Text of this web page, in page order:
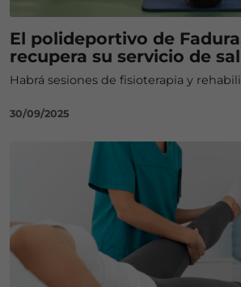
El polideportivo de
recupera su servicio de
Habrá sesiones de fisioterapia y
30/09/2025